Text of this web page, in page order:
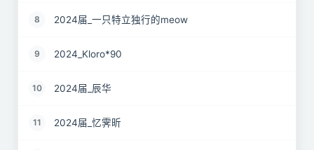
8 2024届_一只特立独行的meow
9 2024_Kloro*90
10 2024届_辰华
11 2024届_忆霁昕